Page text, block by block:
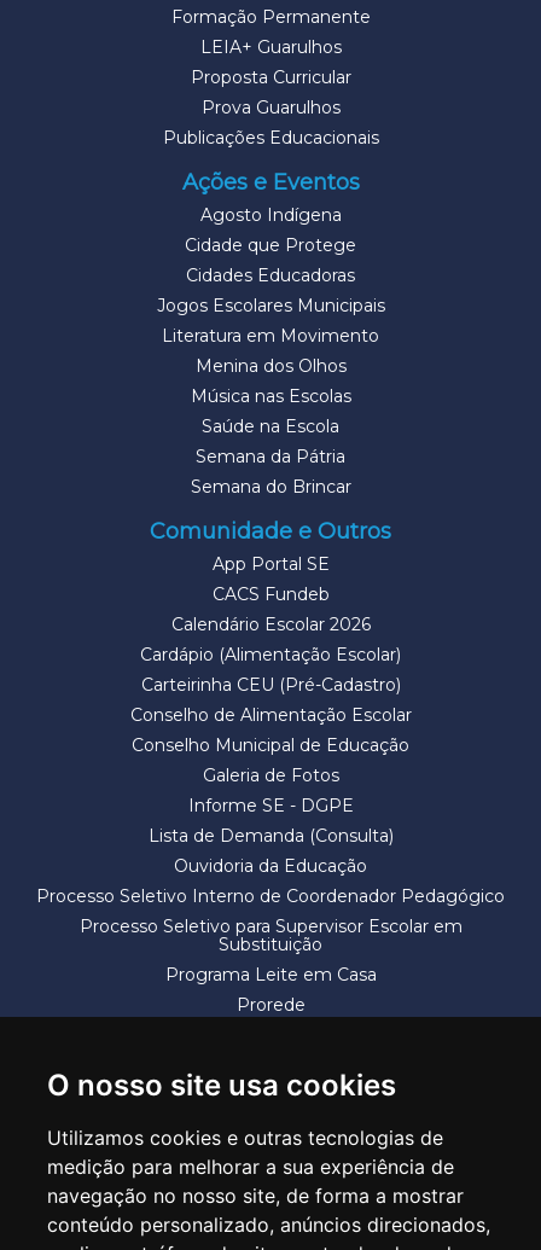
O nosso site usa cookies
Utilizamos cookies e outras tecnologias de
medição para melhorar a sua experiência de
navegação no nosso site, de forma a mostrar
conteúdo personalizado, anúncios direcionados,
Formação Permanente
LEIA+ Guarulhos
Proposta Curricular
Prova Guarulhos
Publicações Educacionais
Ações e Eventos
Agosto Indígena
Cidade que Protege
Cidades Educadoras
Jogos Escolares Municipais
Literatura em Movimento
Menina dos Olhos
Música nas Escolas
Saúde na Escola
Semana da Pátria
Semana do Brincar
Comunidade e Outros
App Portal SE
CACS Fundeb
Calendário Escolar 2026
Cardápio (Alimentação Escolar)
Carteirinha CEU (Pré-Cadastro)
Conselho de Alimentação Escolar
Conselho Municipal de Educação
Galeria de Fotos
Informe SE - DGPE
Lista de Demanda (Consulta)
Ouvidoria da Educação
Processo Seletivo Interno de Coordenador Pedagógico
Processo Seletivo para Supervisor Escolar em
Substituição
Programa Leite em Casa
Prorede
SECRETARIA DE EDUCAÇÃO